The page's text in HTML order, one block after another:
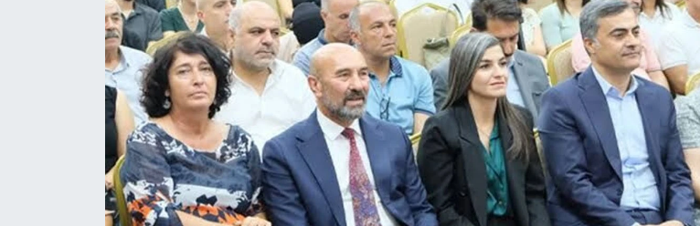
SAĞLIK
KÜLTÜR-SANAT
MAGAZİN
ÖZEL HABER